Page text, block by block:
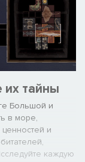
их тайны
Большой и
в море,
и
каждую